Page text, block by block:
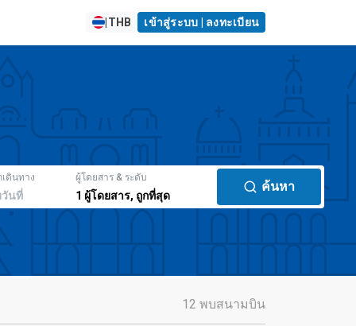
THB เข้าสู่ระบบ | ลงทะเบียน
เดินทาง
วันที่
ผู้โดยสาร & ระดับ
1 ผู้โดยสาร, ถูกที่สุด
ค้นหา
12 พบสนามบิน